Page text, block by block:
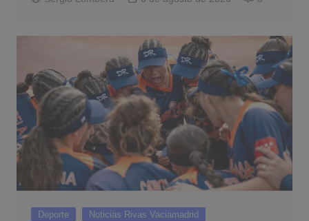
Deporte Noticias Rivas Vaciamadrid